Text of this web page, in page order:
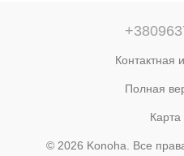
Контактная
Полная
Карта
© 2026 Konoha. Все